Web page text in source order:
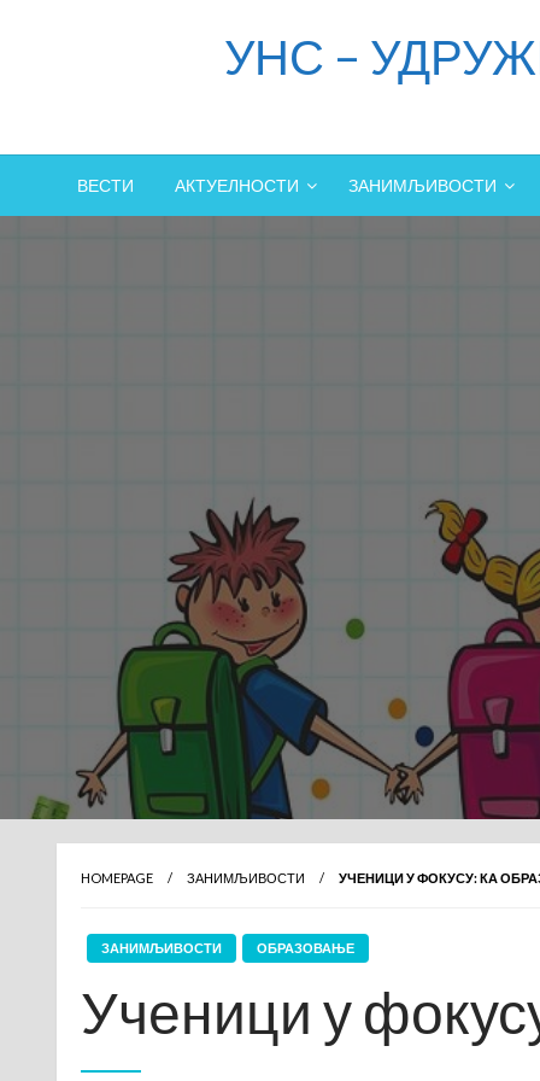
УНС –
ВЕСТИ АКТУЕЛНОСТИ ЗАНИМЉИВОСТИ
HOMEPAGE ЗАНИМЉИВОСТИ УЧЕНИЦИ У ФОКУСУ: КА
ЗАНИМЉИВОСТИ ОБРАЗОВАЊЕ
Ученици у